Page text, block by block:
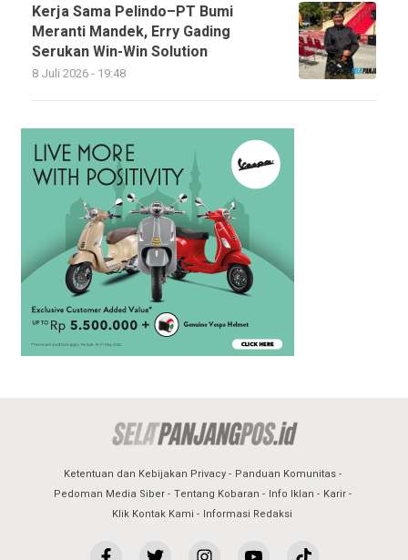
Kerja Sama Pelindo–PT Bumi
Meranti Mandek, Erry Gading
Serukan Win-Win Solution
8 Juli 2026 - 19:48
Ketentuan dan Kebijakan Privacy
Panduan Komunitas
Pedoman Media Siber
Tentang Kobaran Info Iklan
Karir
Klik Kontak Kami
Informasi Redaksi